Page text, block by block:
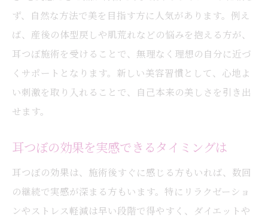
ず、自然な方法で美を目指す方に人気があります。例え
ば、産後の体型戻しや肌荒れなどの悩みを抱える方が、
耳つぼ施術を受けることで、無理なく理想の自分に近づ
くサポートとなります。新しい美容習慣として、心地よ
い刺激を取り入れることで、自己本来の美しさを引き出
せます。
耳つぼの効果を実感できるタイミングは
耳つぼの効果は、施術後すぐに感じる方もいれば、数回
の継続で実感が深まる方もいます。特にリラクゼーショ
ンやストレス軽減は早い段階で得やすく、ダイエットや